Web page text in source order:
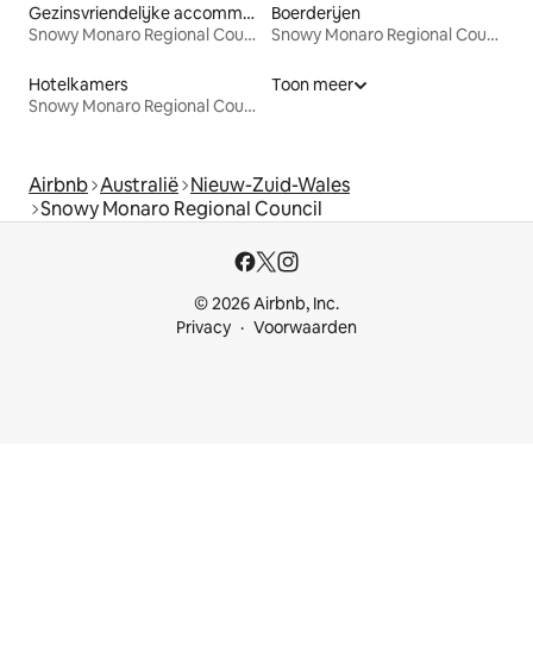
Gezinsvriendelijke accommodaties
Snowy Monaro Regional Council
Boerderijen
Snowy Monaro Regional Council
Hotelkamers
Snowy Monaro Regional Council
Toon meer
Airbnb Australië Nieuw-Zuid-Wales
Snowy Monaro Regional Council
© 2026 Airbnb, Inc.
Privacy
Voorwaarden